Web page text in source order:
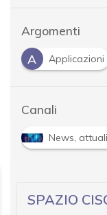
Argomenti
A Applicazioni
Canali
News,
SPAZIO